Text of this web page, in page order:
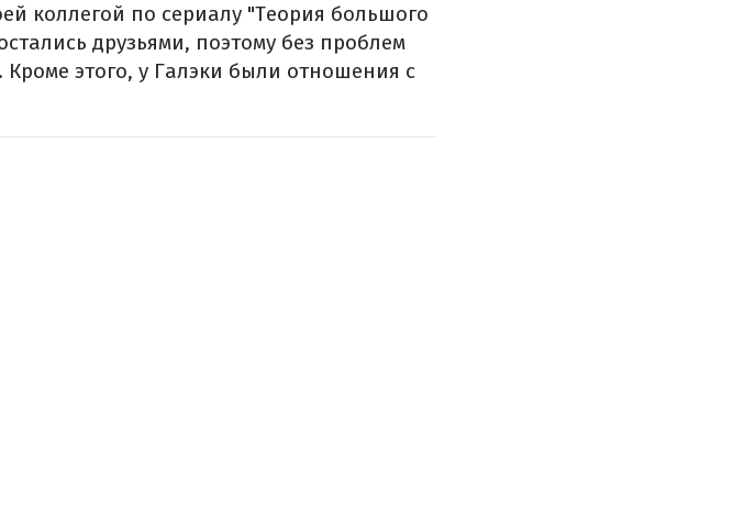
коллегой по сериалу "Теория большого
друзьями, поэтому без проблем
этого, у Галэки были отношения с